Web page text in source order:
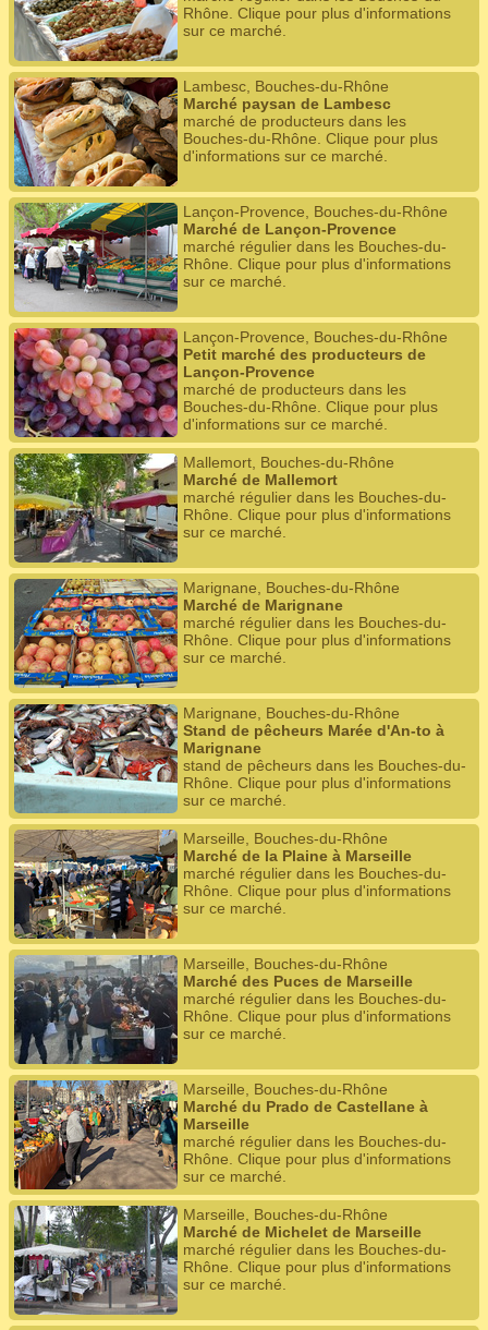
Rhône. Clique pour plus d'informations
sur ce marché.
Lambesc, Bouches-du-Rhône
Marché paysan de Lambesc
marché de producteurs dans les
Bouches-du-Rhône. Clique pour plus
d'informations sur ce marché.
Lançon-Provence, Bouches-du-Rhône
Marché de Lançon-Provence
marché régulier dans les Bouches-du-
Rhône. Clique pour plus d'informations
sur ce marché.
Lançon-Provence, Bouches-du-Rhône
Petit marché des producteurs de
Lançon-Provence
marché de producteurs dans les
Bouches-du-Rhône. Clique pour plus
d'informations sur ce marché.
Mallemort, Bouches-du-Rhône
Marché de Mallemort
marché régulier dans les Bouches-du-
Rhône. Clique pour plus d'informations
sur ce marché.
Marignane, Bouches-du-Rhône
Marché de Marignane
marché régulier dans les Bouches-du-
Rhône. Clique pour plus d'informations
sur ce marché.
Marignane, Bouches-du-Rhône
Stand de pêcheurs Marée d'An-to à
Marignane
stand de pêcheurs dans les Bouches-du-
Rhône. Clique pour plus d'informations
sur ce marché.
Marseille, Bouches-du-Rhône
Marché de la Plaine à Marseille
marché régulier dans les Bouches-du-
Rhône. Clique pour plus d'informations
sur ce marché.
Marseille, Bouches-du-Rhône
Marché des Puces de Marseille
marché régulier dans les Bouches-du-
Rhône. Clique pour plus d'informations
sur ce marché.
Marseille, Bouches-du-Rhône
Marché du Prado de Castellane à
Marseille
marché régulier dans les Bouches-du-
Rhône. Clique pour plus d'informations
sur ce marché.
Marseille, Bouches-du-Rhône
Marché de Michelet de Marseille
marché régulier dans les Bouches-du-
Rhône. Clique pour plus d'informations
sur ce marché.